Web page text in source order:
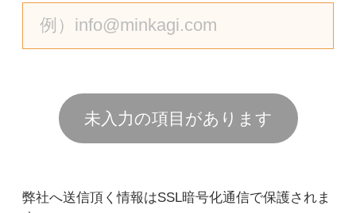
未入力の項目があります
弊社へ送信頂く情報はSSL暗号化通信で保護されま